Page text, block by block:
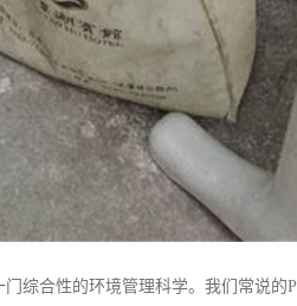
综合性的环境管理科学。我们常说的